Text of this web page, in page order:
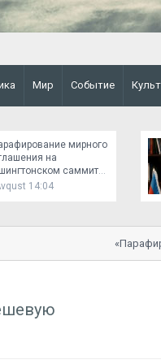
Мир Событие
мирного
на
саммите
важным событием»
14:04
событием»